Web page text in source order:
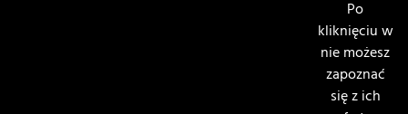
Po
kliknięciu w
nie możesz
zapoznać
się z ich